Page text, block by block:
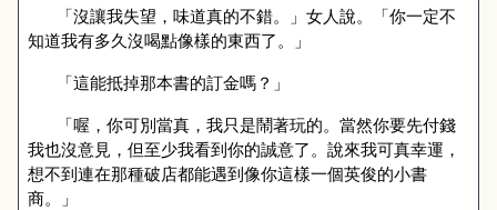
「沒讓我失望，味道真的不錯。」女人說。「你一定不
知道我有多久沒喝點像樣的東西了。」
「這能抵掉那本書的訂金嗎？」
「喔，你可別當真，我只是鬧著玩的。當然你要先付錢
我也沒意見，但至少我看到你的誠意了。說來我可真幸運，
想不到連在那種破店都能遇到像你這樣一個英俊的小書
商。」